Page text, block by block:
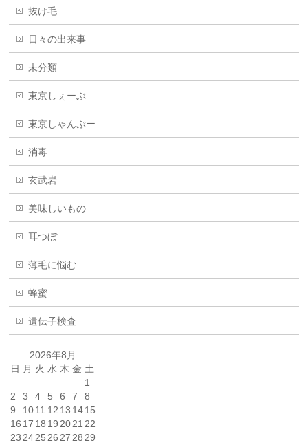
抜け毛
日々の出来事
未分類
東京しぇーぶ
東京しゃんぷー
消毒
玄武岩
美味しいもの
耳つぼ
薄毛に悩む
蜂蜜
遺伝子検査
2026年8月
日 月 火 水 木 金 土
1
2
3 4 5 6 7
8
9
1011 12 13 1415
16 17 18 19 2021 22
23 2425 26 27 28 29